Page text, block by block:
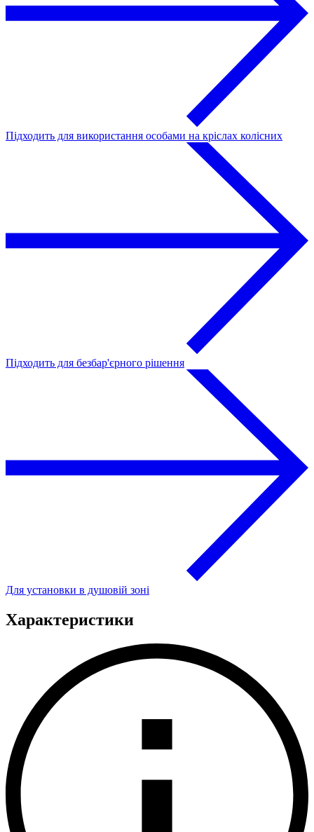
Підходить для використання особами на кріслах колісних
Підходить для безбар'єрного рішення
Для установки в душовій зоні
Характеристики